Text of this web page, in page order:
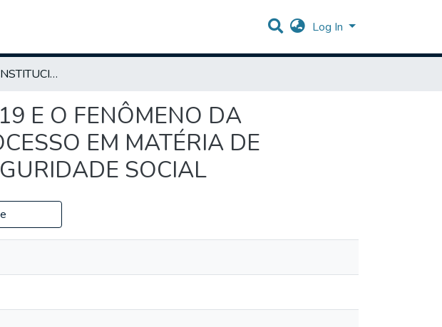
Log In
A EMENDA CONSTITUCIONAL N. 103/2019 E O FENÔMENO DA DESCONSTITUCIONALIZAÇÃO: O RETROCESSO EM MATÉRIA DE DIREITO HUMANO FUNDAMENTAL À SEGURIDADE SOCIAL
E O FENÔMENO DA
EM MATÉRIA DE
SOCIAL